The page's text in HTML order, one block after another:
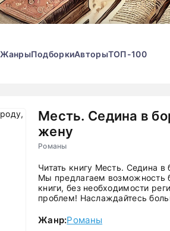
ЖанрыПодборкиАвторыТОП-100
Месть. Седина в
жену
Романы
Читать книгу Месть. Седина
Мы предлагаем возможность
книги, без необходимости
проблем! Наслаждайтесь
Жанр:Романы